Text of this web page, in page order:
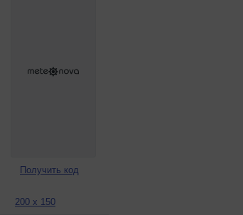
Получить код
200 x 150